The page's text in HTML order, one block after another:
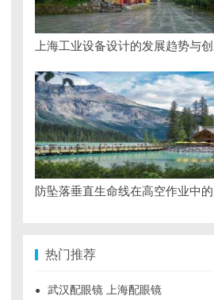
热门推荐
● 武汉配眼镜 上海配眼镜